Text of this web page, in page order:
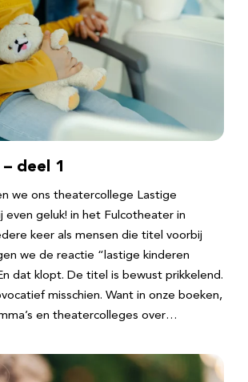
deel 1
we ons theatercollege Lastige
even geluk! in het Fulcotheater in
keer als mensen die titel voorbij
we de reactie “lastige kinderen
dat klopt. De titel is bewust prikkelend.
misschien. Want in onze boeken,
en theatercolleges over…